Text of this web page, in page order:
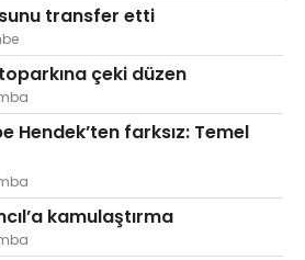
transfer etti
çeki düzen
Hendek’ten farksız: Temel
kamulaştırma